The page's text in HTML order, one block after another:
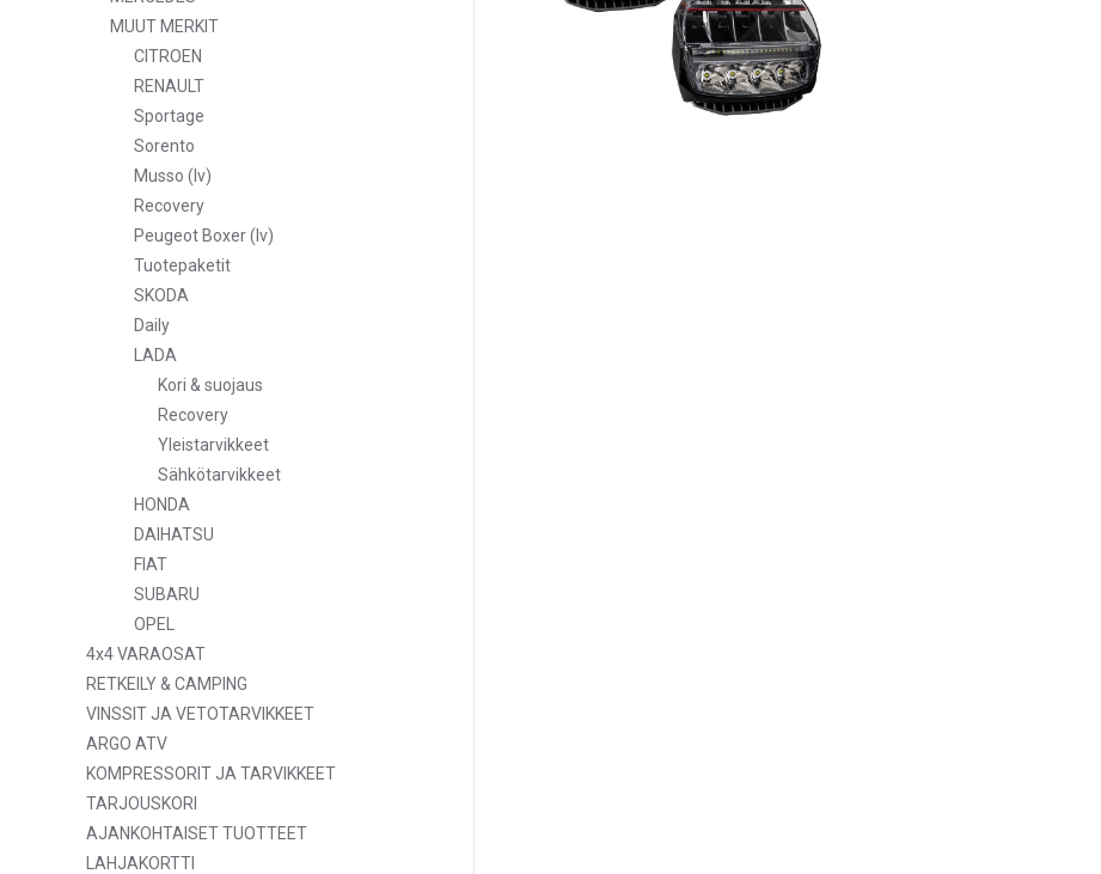
MUUT MERKIT
CITROEN
RENAULT
Sportage
Sorento
Musso (lv)
Recovery
Peugeot Boxer (lv)
Tuotepaketit
SKODA
Daily
LADA
Kori & suojaus
Recovery
Yleistarvikkeet
Sähkötarvikkeet
HONDA
DAIHATSU
FIAT
SUBARU
OPEL
4x4 VARAOSAT
RETKEILY & CAMPING
VINSSIT JA VETOTARVIKKEET
ARGO ATV
KOMPRESSORIT JA TARVIKKEET
TARJOUSKORI
AJANKOHTAISET TUOTTEET
LAHJAKORTTI